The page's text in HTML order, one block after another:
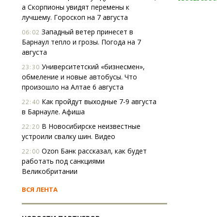
а Скорпионы увидят перемены к
лучшему. Гороскоп на 7 августа
06:02 Западный ветер принесет в
Барнаул тепло и грозы. Погода на 7
августа
23:30 Университетский «бизнесмен»,
обмеление и новые автобусы. Что
произошло на Алтае 6 августа
22:40 Как пройдут выходные 7-9 августа
в Барнауле. Афиша
22:20 В Новосибирске неизвестные
устроили свалку шин. Видео
22:00 Ozon Банк рассказал, как будет
работать под санкциями
Великобритании
ВСЯ ЛЕНТА